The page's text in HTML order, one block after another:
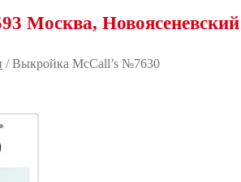
Новоясеневский
/Выкройка McCall’s №7630